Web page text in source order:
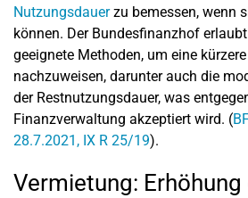
Nutzungsdauerzu bemessen, wenn
können. Der Bundesfinanzhof
geeignete Methoden, um eine
nachzuweisen, darunter auch die
der Restnutzungsdauer, was
Finanzverwaltung akzeptiert wird. (
28.7.2021, IX R 25/19).
Vermietung: